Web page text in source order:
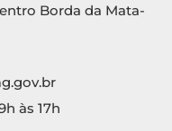
Borda da Mata-
às 17h